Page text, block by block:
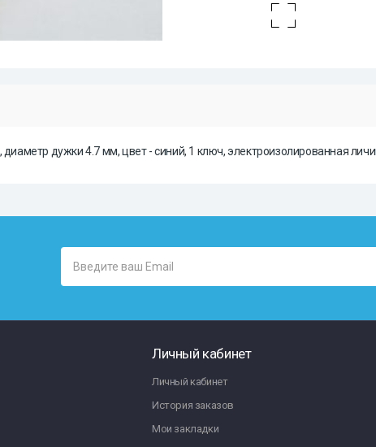
дужки 4.7 мм, цвет - синий, 1 ключ, электроизолированная
Личный кабинет
Личный кабинет
История заказов
Мои закладки